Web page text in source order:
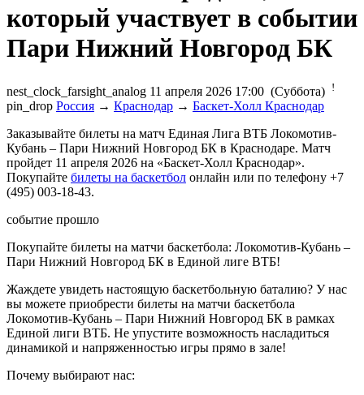
Пари Нижний Новгород БК
nest_clock_farsight_analog 11 апреля 2026 17:00 (Суббота) !
pin_drop Россия → Краснодар → Баскет-Холл Краснодар
Заказывайте билеты на матч Единая Лига ВТБ Локомотив-
Кубань – Пари Нижний Новгород БК в Краснодаре. Матч
пройдет 11 апреля 2026 на «Баскет-Холл Краснодар».
Покупайте билеты на баскетбол онлайн или по телефону +7
(495) 003-18-43.
событие прошло
Покупайте билеты на матчи баскетбола: Локомотив-Кубань –
Пари Нижний Новгород БК в Единой лиге ВТБ!
Жаждете увидеть настоящую баскетбольную баталию? У нас
вы можете приобрести билеты на матчи баскетбола
Локомотив-Кубань – Пари Нижний Новгород БК в рамках
Единой лиги ВТБ. Не упустите возможность насладиться
динамикой и напряженностью игры прямо в зале!
Почему выбирают нас: